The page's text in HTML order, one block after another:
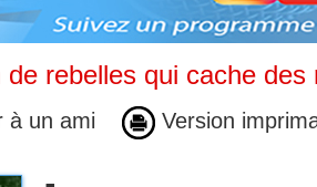
rebelles qui cache des
à un ami Version